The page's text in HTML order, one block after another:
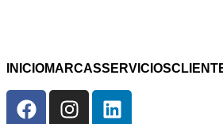
INICIOMARCASSERVICIOS